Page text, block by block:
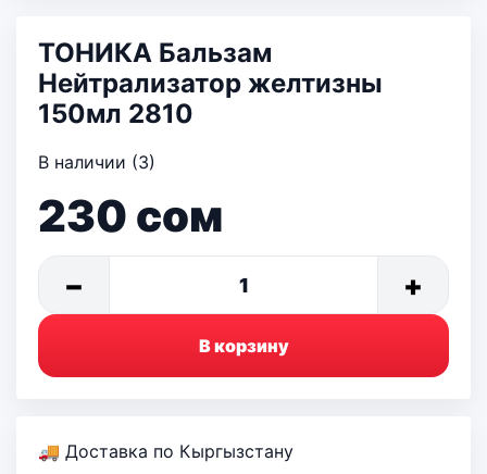
ТОНИКА Бальзам
Нейтрализатор желтизны
150мл 2810
В наличии (3)
230 сом
− 1 +
В корзину
🚚 Доставка по Кыргызстану